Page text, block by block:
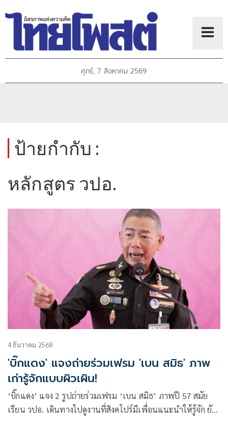
ศุกร์, 7 สิงหาคม 2569
ป้ายกำกับ :
หลักสูตร วปอ.
4 ธันวาคม 2568
'บิ๊กแดง' แจงถ่ายร่วมเฟรม 'เบน สมิธ' ภาพ
เก่ารู้จักแบบผิวเผิน!
‘บิ๊กแดง’ แจง 2 รูปถ่ายร่วมเฟรม ‘เบน สมิธ’ ภาพปี 57 สมัย
เรียน วปอ. เดินทางไปดูงานที่สิงคโปร์มีเพื่อนแนะนำให้รู้จัก ยัน